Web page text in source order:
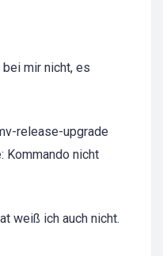
mir nicht, es
release-upgrade
Kommando nicht
weiß ich auch nicht.